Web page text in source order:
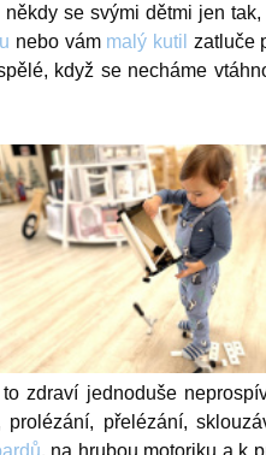
se svými dětmi jen tak,
nebo vám malý kutil zatluče
když se necháme
zdraví jednoduše
přelézání,
, na hrubou motoriku a k